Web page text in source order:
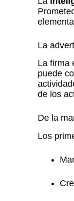
La
La firma
puede
de los
De la
Los